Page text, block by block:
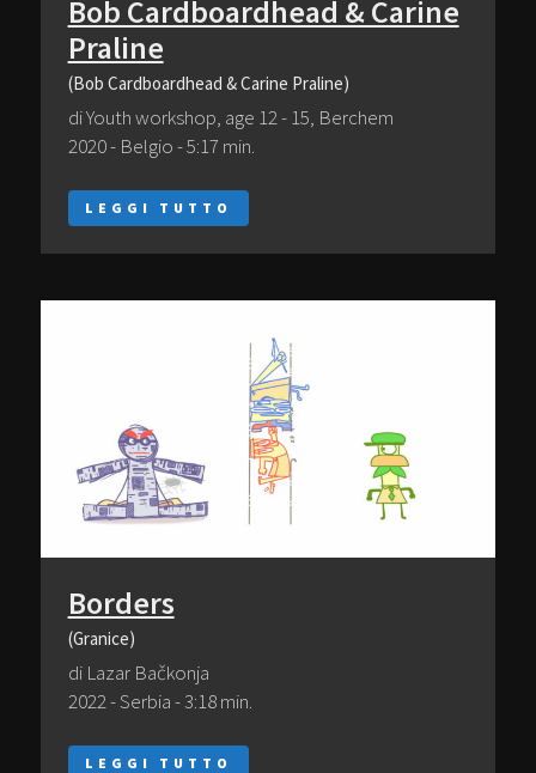
Bob Cardboardhead & Carine
Praline
(Bob Cardboardhead & Carine Praline)
di Youth workshop, age 12 - 15, Berchem
2020 - Belgio - 5:17 min.
LEGGI TUTTO
Borders
(Granice)
di Lazar Bačkonja
2022 - Serbia - 3:18 min.
LEGGI TUTTO